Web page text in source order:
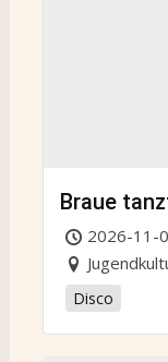
Braue
2026-11-
Disco